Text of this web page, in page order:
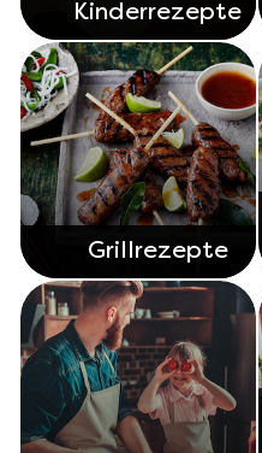
Kinderrezepte
Grillrezepte